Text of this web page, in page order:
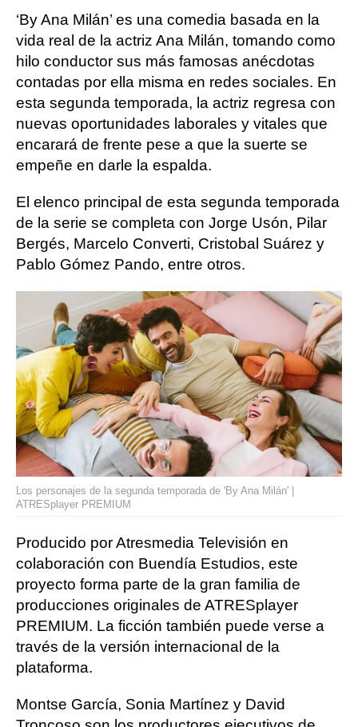
‘By Ana Milán’ es una comedia basada en la
vida real de la actriz Ana Milán, tomando como
hilo conductor sus más famosas anécdotas
contadas por ella misma en redes sociales. En
esta segunda temporada, la actriz regresa con
nuevas oportunidades laborales y vitales que
encarará de frente pese a que la suerte se
empeñe en darle la espalda.
El elenco principal de esta segunda temporada
de la serie se completa con Jorge Usón, Pilar
Bergés, Marcelo Converti, Cristobal Suárez y
Pablo Gómez Pando, entre otros.
Los personajes de la segunda temporada de 'By Ana Milán' |
ATRESplayer PREMIUM
Producido por Atresmedia Televisión en
colaboración con Buendía Estudios, este
proyecto forma parte de la gran familia de
producciones originales de ATRESplayer
PREMIUM. La ficción también puede verse a
través de la versión internacional de la
plataforma.
Montse García, Sonia Martínez y David